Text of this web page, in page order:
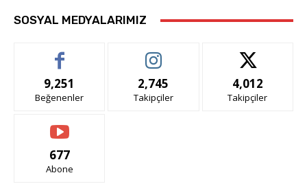
SOSYAL MEDYALARIMIZ
9,251
Beğenenler
2,745
Takipçiler
4,012
Takipçiler
677
Abone